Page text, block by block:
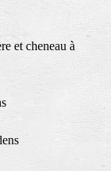
et cheneau à